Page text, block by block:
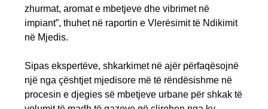
zhurmat, aromat e mbetjeve dhe vibrimet në
impiant”, thuhet në raportin e Vlerësimit të Ndikimit
në Mjedis.
Sipas ekspertëve, shkarkimet në ajër përfaqësojnë
një nga çështjet mjedisore më të rëndësishme në
procesin e djegies së mbetjeve urbane për shkak të